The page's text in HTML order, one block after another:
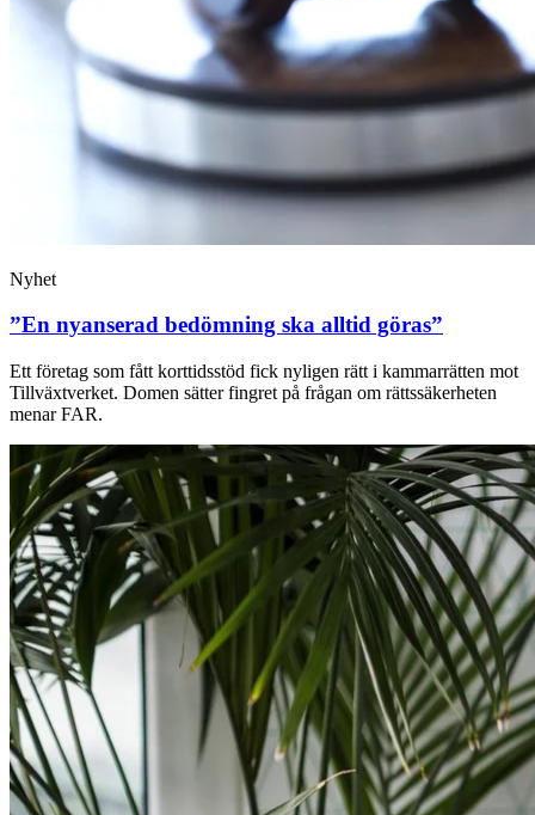
Nyhet
”En nyanserad bedömning ska alltid göras”
Ett företag som fått korttidsstöd fick nyligen rätt i kammarrätten mot
Tillväxtverket. Domen sätter fingret på frågan om rättssäkerheten
menar FAR.